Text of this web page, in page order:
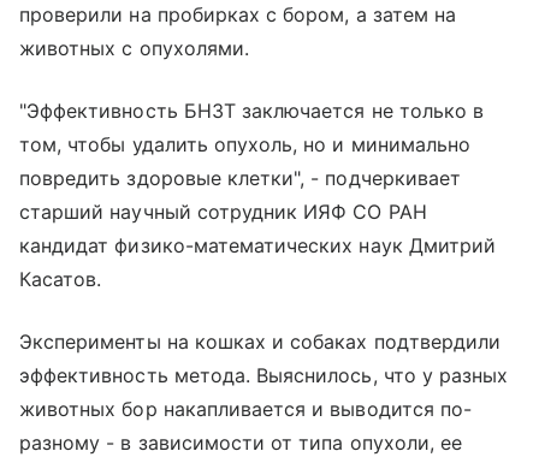
проверили на пробирках с бором, а затем на
животных с опухолями.
"Эффективность БНЗТ заключается не только в
том, чтобы удалить опухоль, но и минимально
повредить здоровые клетки", - подчеркивает
старший научный сотрудник ИЯФ СО РАН
кандидат физико-математических наук Дмитрий
Касатов.
Эксперименты на кошках и собаках подтвердили
эффективность метода. Выяснилось, что у разных
животных бор накапливается и выводится по-
разному - в зависимости от типа опухоли, ее